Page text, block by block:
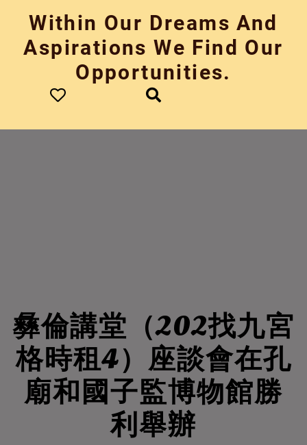
content
Within Our Dreams And
Aspirations We Find Our
Opportunities.
彝倫講堂（202找九宮
格時租4）座談會在孔
廟和國子監博物館勝
利舉辦